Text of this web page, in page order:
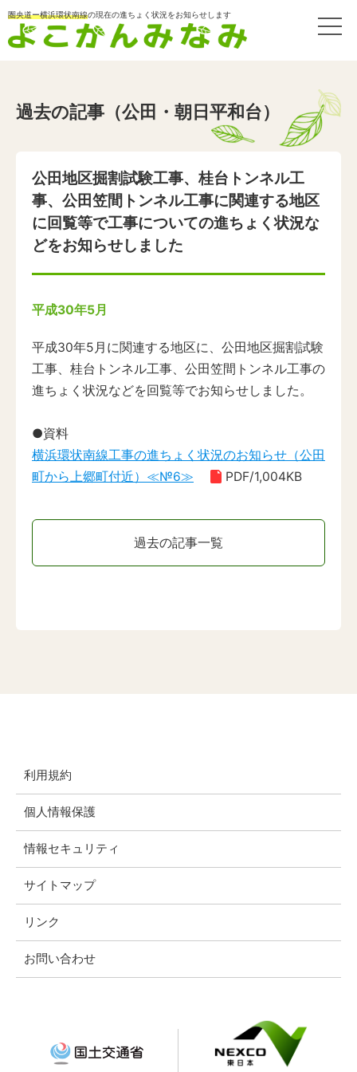
圏央道ー横浜環状南線の現在の進ちょく状況をお知らせします
過去の記事（公田・朝日平和台）
公田地区掘割試験工事、桂台トンネル工
事、公田笠間トンネル工事に関連する地区
に回覧等で工事についての進ちょく状況な
どをお知らせしました
平成30年5月
平成30年5月に関連する地区に、公田地区掘割試験
工事、桂台トンネル工事、公田笠間トンネル工事の
進ちょく状況などを回覧等でお知らせしました。
●資料
横浜環状南線工事の進ちょく状況のお知らせ（公田
町から上郷町付近）≪№6≫
PDF/1,004KB
過去の記事一覧
利用規約
個人情報保護
情報セキュリティ
サイトマップ
リンク
お問い合わせ